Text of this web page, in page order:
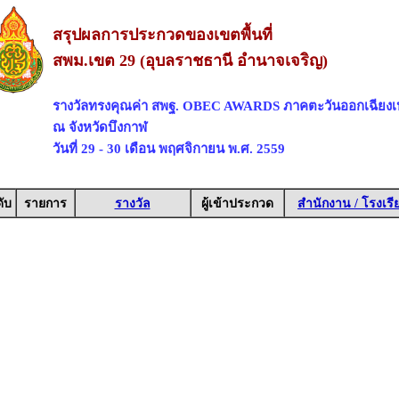
สรุปผลการประกวดของเขตพื้นที่
สพม.เขต 29 (อุบลราชธานี อำนาจเจริญ)
รางวัลทรงคุณค่า สพฐ. OBEC AWARDS ภาคตะวันออกเฉียง
ณ จังหวัดบึงกาฬ
วันที่ 29 - 30 เดือน พฤศจิกายน พ.ศ. 2559
บ รายการ รางวัล ผู้เข้าประกวด สำนักงาน / โรงเรี